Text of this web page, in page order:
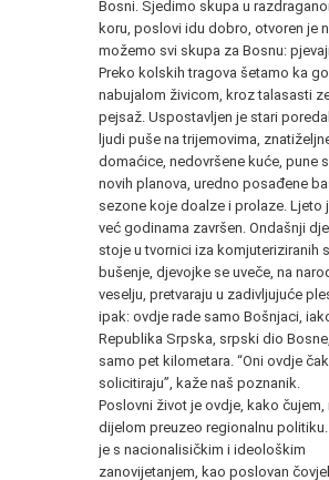
Bosni. Sjedimo skupa u
koru, poslovi idu dobro, otvoren je
možemo svi skupa za Bosnu:
Preko kolskih tragova šetamo ka
nabujalom živicom, kroz talasasti
pejsaž. Uspostavljen je stari
ljudi puše na trijemovima,
domaćice, nedovršene kuće, pune
novih planova, uredno posađene
sezone koje doalze i prolaze. Ljeto
već godinama završen. Ondašnji
stoje u tvornici iza komjuteriziranih
bušenje, djevojke se uveče, na
veselju, pretvaraju u zadivljujuće
ipak: ovdje rade samo Bošnjaci,
Republika Srpska, srpski dio
samo pet kilometara. “Oni ovdje
solicitiraju”, kaže naš poznanik.
Poslovni život je ovdje, kako čujem,
dijelom preuzeo regionalnu
je s nacionalisičkim i ideološkim
zanovijetanjem, kao poslovan